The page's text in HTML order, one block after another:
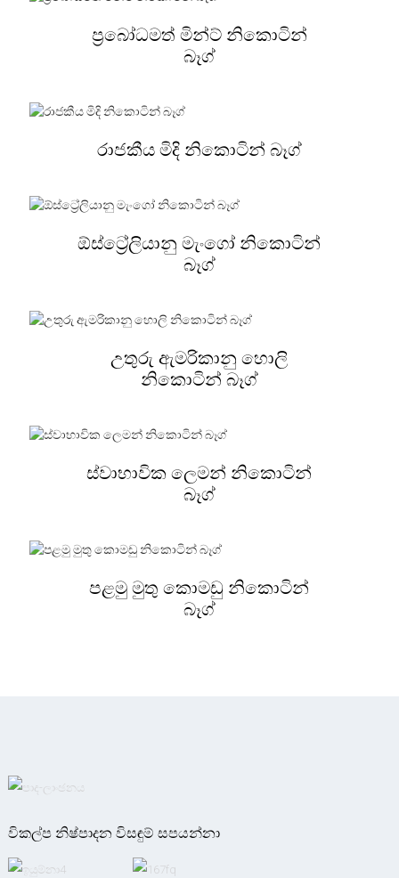
ප්‍රබෝධමත් මින්ට් නිකොටින්
බෑග්
රාජකීය මිදි නිකොටින් බෑග්
ඕස්ට්‍රේලියානු මැංගෝ නිකොටින්
බෑග්
උතුරු ඇමරිකානු හොලි
නිකොටින් බෑග්
ස්වාභාවික ලෙමන් නිකොටින්
බෑග්
පළමු මුතු කොමඩු නිකොටින්
බෑග්
විකල්ප නිෂ්පාදන විසඳුම් සපයන්නා